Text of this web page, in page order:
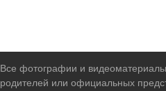
Все фотографии и
родителей или официальных